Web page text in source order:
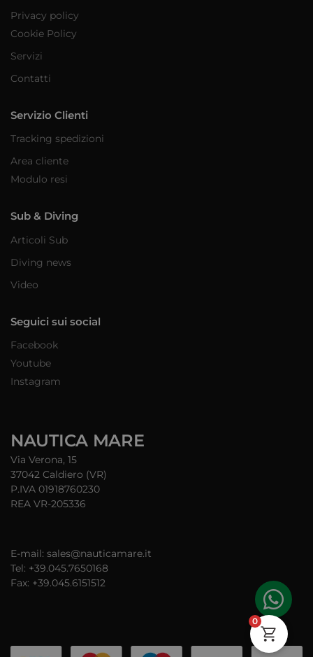
Privacy policy
Cookie Policy
Servizi
Contatti
Servizio Clienti
Tracking spedizioni
Area cliente
Modulo resi
Sub & Diving
Articoli Sub
Diving news
Video
Seguici sui social
Facebook
Youtube
Instagram
NAUTICA MARE
Via Verona, 15
37042 Caldiero (VR)
P.IVA 01918760230
REA VR-205336
E-mail: sales@nauticamare.it
Tel: +39.045.7650168
Fax: +39.045.6151512
0